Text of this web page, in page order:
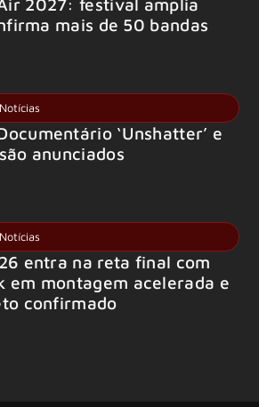
2027: festival amplia
mais de 50 bandas
Notícias
‘Unshatter’ e
anunciados
Notícias
entra na reta final com
em montagem acelerada e
confirmado